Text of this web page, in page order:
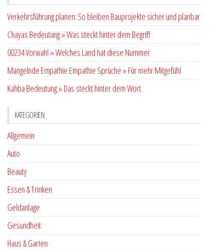
Verkehrsführung planen: So bleiben Bauprojekte sicher und planbar
Chayas Bedeutung » Was steckt hinter dem Begriff
00234 Vorwahl » Welches Land hat diese Nummer
Mangelnde Empathie Empathie Sprüche » Für mehr Mitgefühl
Kahba Bedeutung » Das steckt hinter dem Wort
KATEGORIEN
Allgemein
Auto
Beauty
Essen & Trinken
Geldanlage
Gesundheit
Haus & Garten